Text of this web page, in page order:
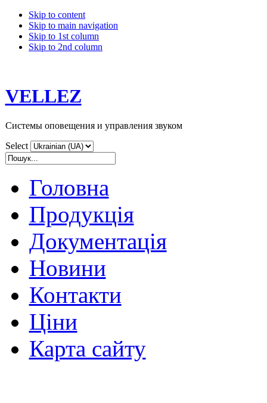
Skip to content
Skip to main navigation
Skip to 1st column
Skip to 2nd column
VELLEZ
Системы оповещения и управления звуком
Select
Головна
Продукція
Документація
Новини
Контакти
Ціни
Карта сайту